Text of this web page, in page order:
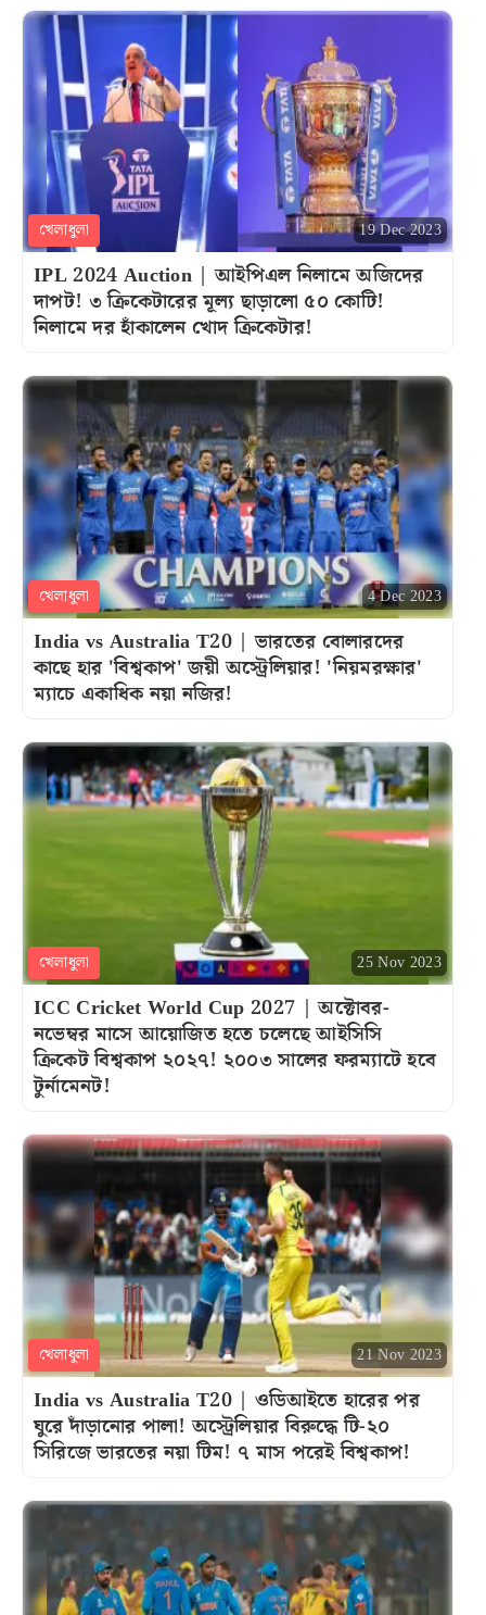
খেলাধুলা 19 Dec 2023
IPL 2024 Auction | আইপিএল নিলামে অজিদের
দাপট! ৩ ক্রিকেটারের মূল্য ছাড়ালো ৫০ কোটি!
নিলামে দর হাঁকালেন খোদ ক্রিকেটার!
খেলাধুলা 4 Dec 2023
India vs Australia T20 | ভারতের বোলারদের
কাছে হার 'বিশ্বকাপ' জয়ী অস্ট্রেলিয়ার! 'নিয়মরক্ষার'
ম্যাচে একাধিক নয়া নজির!
খেলাধুলা 25 Nov 2023
ICC Cricket World Cup 2027 | অক্টোবর-
নভেম্বর মাসে আয়োজিত হতে চলেছে আইসিসি
ক্রিকেট বিশ্বকাপ ২০২৭! ২০০৩ সালের ফরম্যাটে হবে
টুর্নামেনট!
খেলাধুলা 21 Nov 2023
India vs Australia T20 | ওডিআইতে হারের পর
ঘুরে দাঁড়ানোর পালা! অস্ট্রেলিয়ার বিরুদ্ধে টি-২০
সিরিজে ভারতের নয়া টিম! ৭ মাস পরেই বিশ্বকাপ!